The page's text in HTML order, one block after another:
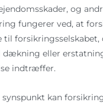
og
fungerer ved, at
til
dækning eller
indtræffer.
synspunkt kan